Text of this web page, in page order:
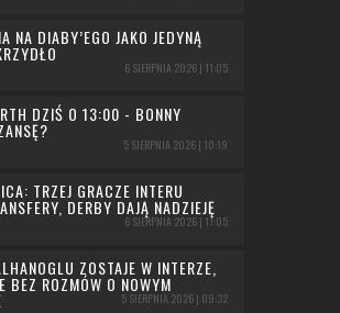
NA DIABY’EGO JAKO JEDYNĄ
6 SIERPNIA 2026 | 11:05
DZIŚ O 13:00 - BONNY
5 SIERPNIA 2026 | 10:19
TRZEJ GRACZE INTERU
DERBY DAJĄ NADZIEJĘ
6 SIERPNIA 2026 | 11:05
ZOSTAJE W INTERZE,
BEZ ROZMÓW O NOWYM
5 SIERPNIA 2026 | 09:32